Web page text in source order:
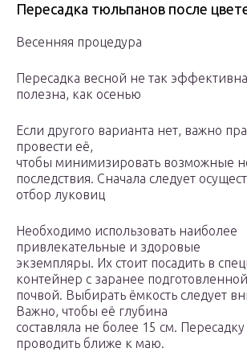
Пересадка тюльпанов после
Весенняя процедура
Пересадка весной не так
полезна, как осенью
Если другого варианта нет, важно
провести её,
чтобы минимизировать возможные
последствия. Сначала следует
отбор луковиц
Необходимо использовать наиболее
привлекательные и здоровые
экземпляры. Их стоит посадить в
контейнер с заранее подготовленной
почвой. Выбирать ёмкость следует
Важно, чтобы её глубина
составляла не более 15 см.
проводить ближе к маю.